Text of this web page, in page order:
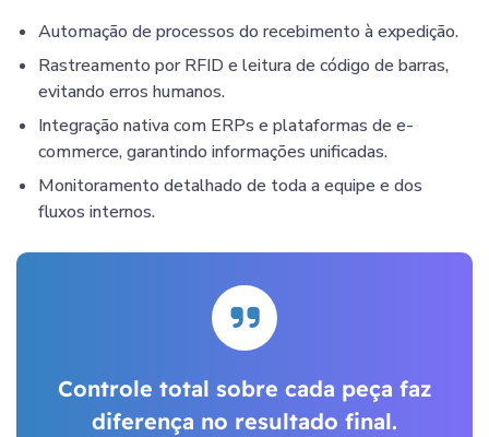
Automação de processos do recebimento à expedição.
Rastreamento por RFID e leitura de código de barras,
evitando erros humanos.
Integração nativa com ERPs e plataformas de e-
commerce, garantindo informações unificadas.
Monitoramento detalhado de toda a equipe e dos
fluxos internos.
Controle total sobre cada peça faz
diferença no resultado final.